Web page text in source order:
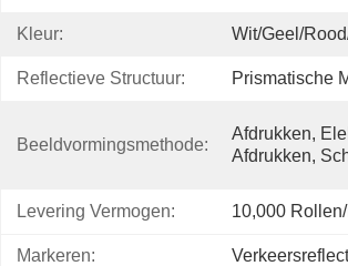
Kleur: Wit/geel/
Reflectieve Structuur: Prismatische
Beeldvormingsmethode:
Afdrukken,
Afdrukken,
Levering Vermogen: 10,000
Markeren: